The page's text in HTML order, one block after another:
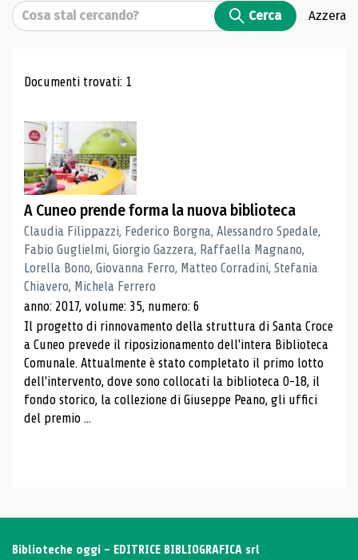
Cerca Cerca Azzera
Risultati di ricerca
Documenti trovati: 1
A Cuneo prende forma la nuova biblioteca
Claudia Filippazzi, Federico Borgna, Alessandro Spedale,
Fabio Guglielmi, Giorgio Gazzera, Raffaella Magnano,
Lorella Bono, Giovanna Ferro, Matteo Corradini, Stefania
Chiavero, Michela Ferrero
anno: 2017, volume: 35, numero: 6
Il progetto di rinnovamento della struttura di Santa Croce
a Cuneo prevede il riposizionamento dell'intera Biblioteca
Comunale. Attualmente è stato completato il primo lotto
dell'intervento, dove sono collocati la biblioteca 0-18, il
fondo storico, la collezione di Giuseppe Peano, gli uffici
del premio ...
Biblioteche oggi - EDITRICE BIBLIOGRAFICA srl